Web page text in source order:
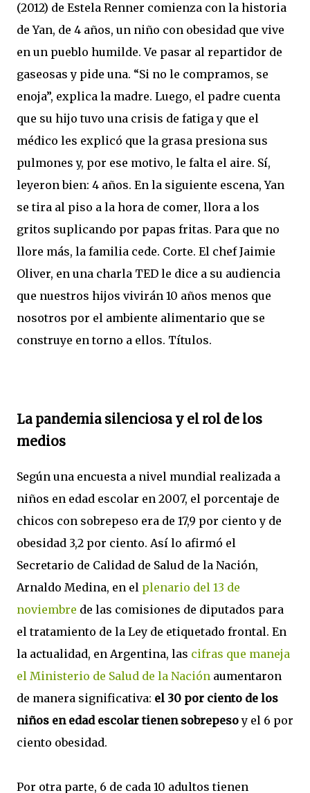
(2012) de Estela Renner comienza con la historia
de Yan, de 4 años, un niño con obesidad que vive
en un pueblo humilde. Ve pasar al repartidor de
gaseosas y pide una. “Si no le compramos, se
enoja”, explica la madre. Luego, el padre cuenta
que su hijo tuvo una crisis de fatiga y que el
médico les explicó que la grasa presiona sus
pulmones y, por ese motivo, le falta el aire. Sí,
leyeron bien: 4 años. En la siguiente escena, Yan
se tira al piso a la hora de comer, llora a los
gritos suplicando por papas fritas. Para que no
llore más, la familia cede. Corte. El chef Jaimie
Oliver, en una charla TED le dice a su audiencia
que nuestros hijos vivirán 10 años menos que
nosotros por el ambiente alimentario que se
construye en torno a ellos. Títulos.
La pandemia silenciosa y el rol de los
medios
Según una encuesta a nivel mundial realizada a
niños en edad escolar en 2007, el porcentaje de
chicos con sobrepeso era de 17,9 por ciento y de
obesidad 3,2 por ciento. Así lo afirmó el
Secretario de Calidad de Salud de la Nación,
Arnaldo Medina, en el plenario del 13 de
noviembre de las comisiones de diputados para
el tratamiento de la Ley de etiquetado frontal. En
la actualidad, en Argentina, las cifras que maneja
el Ministerio de Salud de la Nación aumentaron
de manera significativa: el 30 por ciento de los
niños en edad escolar tienen sobrepesoy el 6 por
ciento obesidad.
Por otra parte, 6 de cada 10 adultos tienen